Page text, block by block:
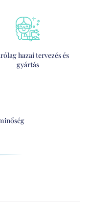
hazai tervezés és
gyártás